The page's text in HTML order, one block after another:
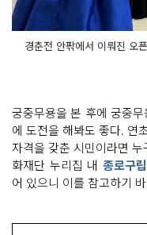
경춘전 안팎에서 이뤄진 오
궁중무용을 본 후에 궁중
에 도전을 해봐도 좋다. 연
자격을 갖춘 시민이라면
화재단 누리집 내 종로구
어 있으니 이를 참고하기